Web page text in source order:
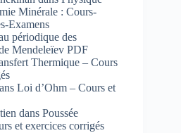
Minérale : Cours-
Examens
périodique des
Mendeleïev PDF
Thermique – Cours
Loi d’Ohm – Cours et
dans Poussée
et exercices corrigés